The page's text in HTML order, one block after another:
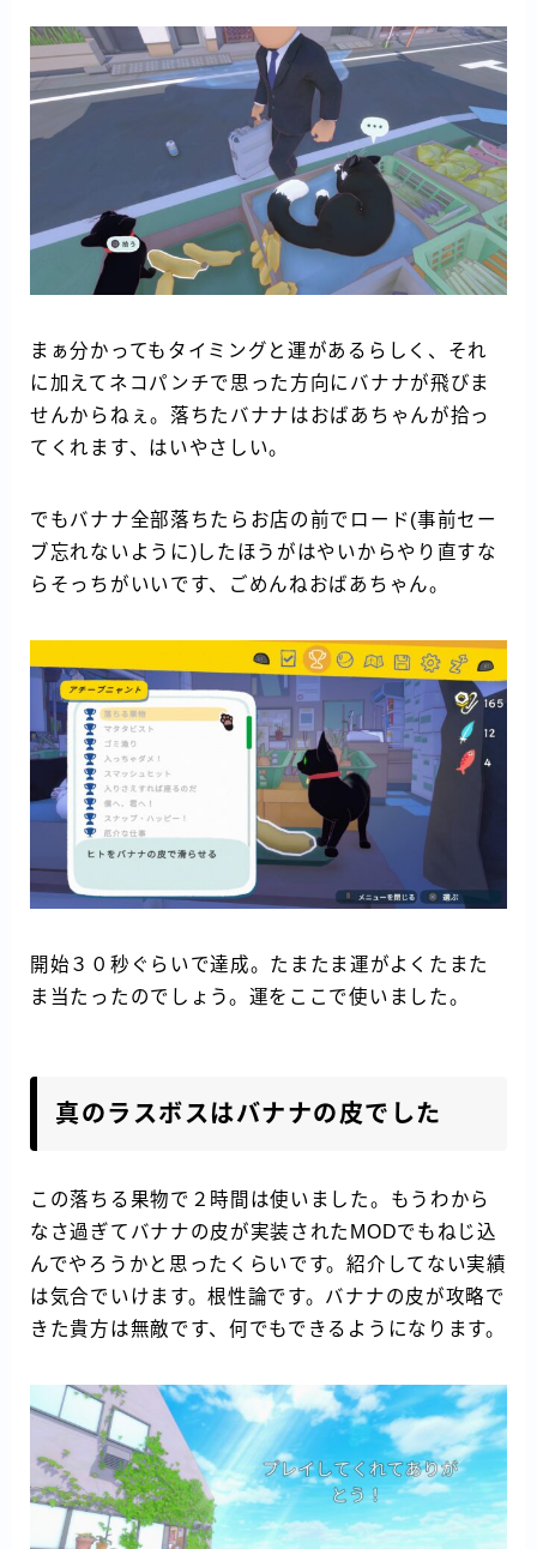
まぁ分かってもタイミングと運があるらしく、それ
に加えてネコパンチで思った方向にバナナが飛びま
せんからねぇ。落ちたバナナはおばあちゃんが拾っ
てくれます、はいやさしい。
でもバナナ全部落ちたらお店の前でロード(事前セー
ブ忘れないように)したほうがはやいからやり直すな
らそっちがいいです、ごめんねおばあちゃん。
開始３０秒ぐらいで達成。たまたま運がよくたまた
ま当たったのでしょう。運をここで使いました。
真のラスボスはバナナの皮でした
この落ちる果物で２時間は使いました。もうわから
なさ過ぎてバナナの皮が実装されたMODでもねじ込
んでやろうかと思ったくらいです。紹介してない実績
は気合でいけます。根性論です。バナナの皮が攻略で
きた貴方は無敵です、何でもできるようになります。